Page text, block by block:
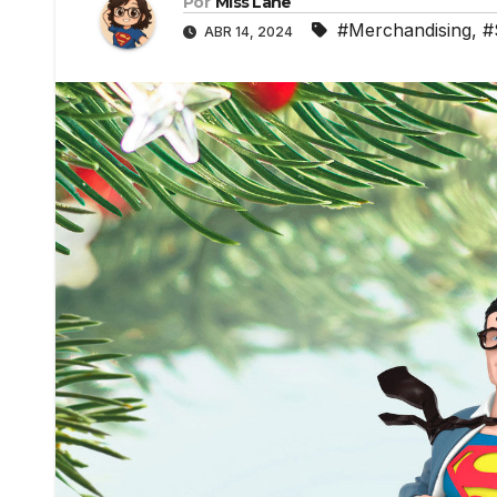
ABR 14, 2024 #Merchandising,